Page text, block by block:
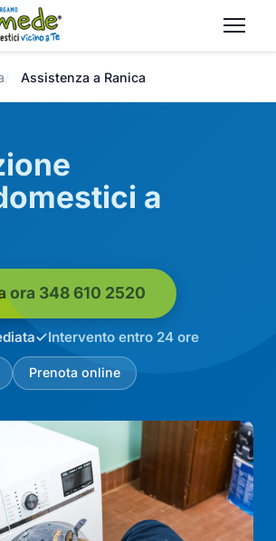
Assistenza a Ranica
a
ora 348 610 2520
Intervento entro 24 ore
Prenota online